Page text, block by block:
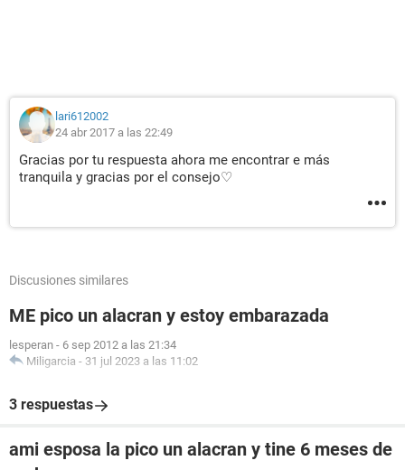
lari612002
24 abr 2017 a las 22:49
Gracias por tu respuesta ahora me encontrar e más
tranquila y gracias por el consejo♡
Discusiones similares
ME pico un alacran y estoy embarazada
lesperan - 6 sep 2012 a las 21:34
Miligarcia - 31 jul 2023 a las 11:02
3 respuestas
ami esposa la pico un alacran y tine 6 meses de